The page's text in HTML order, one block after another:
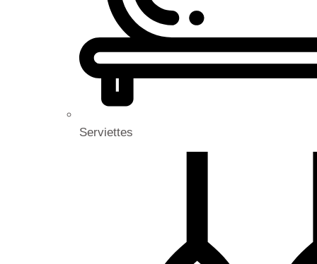
Serviettes